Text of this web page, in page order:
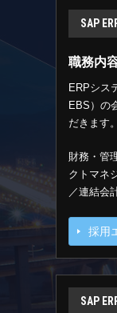
SAP
職務内
ERPシス
EBS）の
だきます。
財務・管
クトマネ
／連結会
採用
SAP